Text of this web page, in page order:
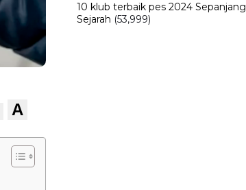
A
10 klub terbaik pes 2024 Sepanjang
Sejarah (53,999)